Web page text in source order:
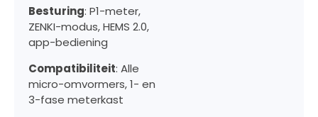
Besturing: P1-meter,
ZENKI-modus, HEMS 2.0,
app-bediening
Compatibiliteit: Alle
micro-omvormers, 1- en
3-fase meterkast